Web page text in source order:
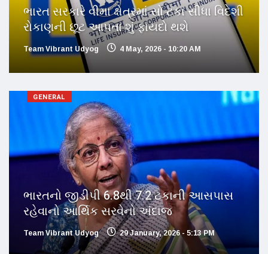
ભારત સરકારે વીમા ક્ષેત્રમાં સો ટકા સીધા વિદેશી
રોકાણની છૂટ આપતા શું ફાયદો થશે
Team Vibrant Udyog 4 May, 2026 - 10:20 AM
GENERAL
ભારતનો જીડીપી 6.8થી 7.2 ટકાની આસપાસ
રહેવાનો આર્થિક સરવેનો અંદાજ
Team Vibrant Udyog 29 January, 2026 - 5:13 PM